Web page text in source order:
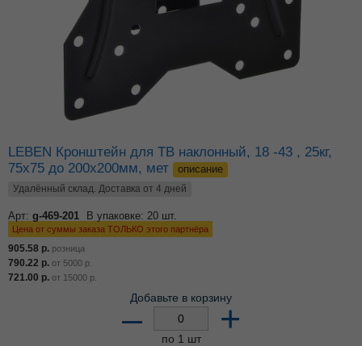
LEBEN Кронштейн для ТВ наклонный, 18 -43 , 25кг,
75x75 до 200x200мм, мет
описание
Удалённый склад. Доставка от 4 дней
Арт: g-469-201 В упаковке: 20 шт.
Цена от суммы заказа ТОЛЬКО этого партнёра
905.58 р. розница
790.22 р. от 5000 р.
721.00 р. от 15000 р.
Добавьте в корзину
– +
по 1 шт